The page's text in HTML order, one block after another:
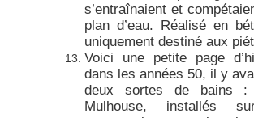
s’entraînaient et
plan d’eau. Réalisé en
uniquement destiné aux
Voici une petite page
dans les années 50, il y
deux sortes de bains :
Mulhouse, installés